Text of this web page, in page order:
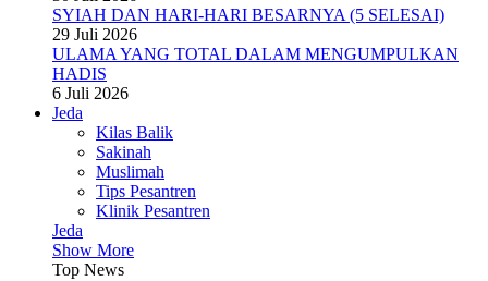
SYIAH DAN HARI-HARI BESARNYA (5 SELESAI)
29 Juli 2026
ULAMA YANG TOTAL DALAM MENGUMPULKAN
HADIS
6 Juli 2026
Jeda
Kilas Balik
Sakinah
Muslimah
Tips Pesantren
Klinik Pesantren
Jeda
Show More
Top News